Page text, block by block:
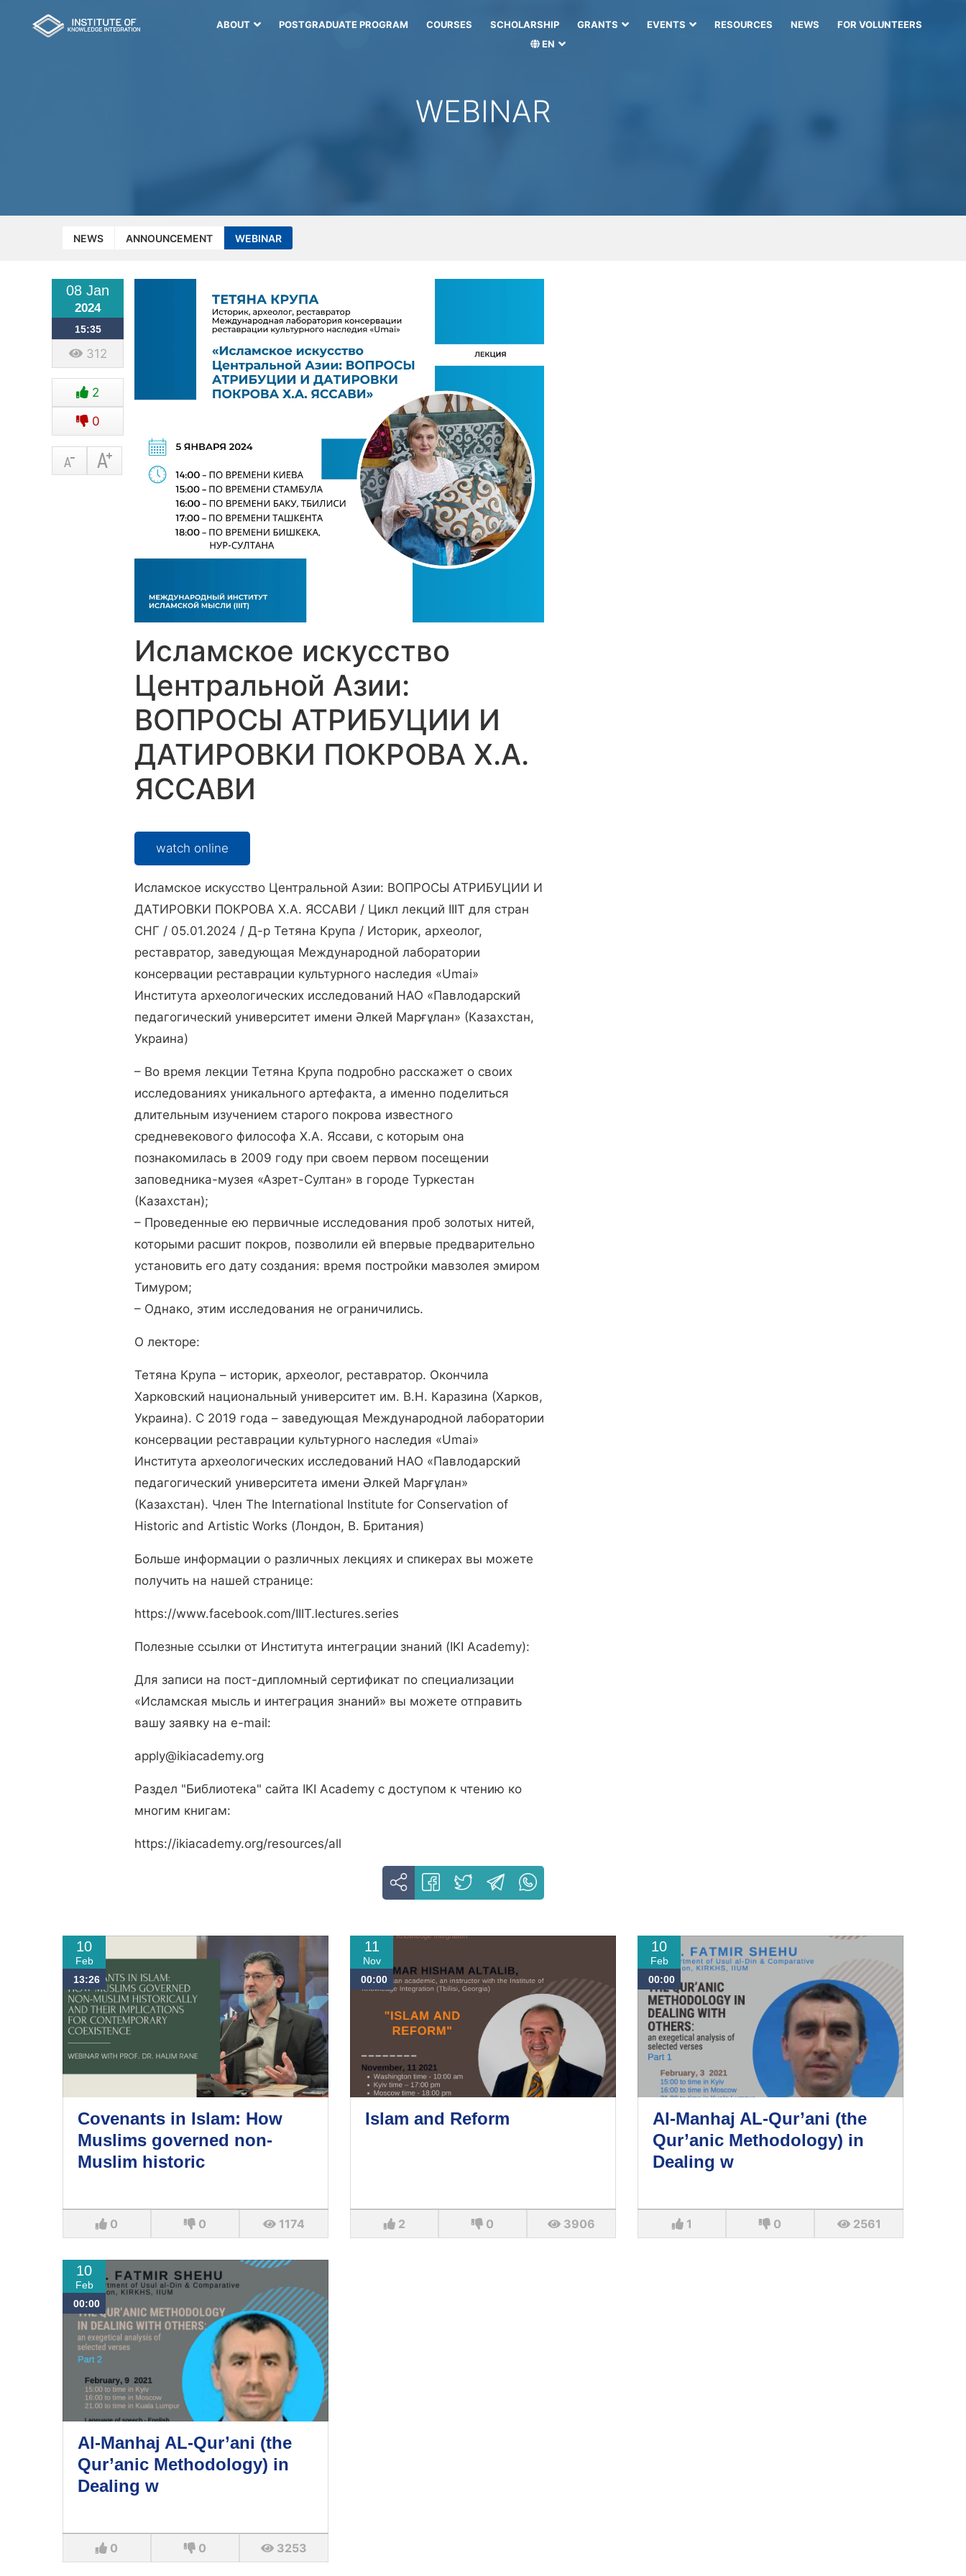
ABOUT POSTGRADUATE PROGRAM COURSES SCHOLARSHIP GRANTS EVENTS RESOURCES NEWS
FOR VOLUNTEERS
EN
WEBINAR
NEWS ANNOUNCEMENT WEBINAR
08 Jan
2024
15:35
312
2
0
Исламское искусство
Центральной Азии:
ВОПРОСЫ АТРИБУЦИИ И
ДАТИРОВКИ ПОКРОВА Х.А.
ЯССАВИ
watch online
Исламское искусство Центральной Азии: ВОПРОСЫ АТРИБУЦИИ И
ДАТИРОВКИ ПОКРОВА Х.А. ЯССАВИ / Цикл лекций IIIT для стран
СНГ / 05.01.2024 / Д-р Тетяна Крупа / Историк, археолог,
реставратор, заведующая Международной лаборатории
консервации реставрации культурного наследия «Umai»
Института археологических исследований НАО «Павлодарский
педагогический университет имени Әлкей Марғұлан» (Казахстан,
Украина)
– Во время лекции Тетяна Крупа подробно расскажет о своих
исследованиях уникального артефакта, а именно поделиться
длительным изучением старого покрова известного
средневекового философа Х.А. Яссави, с которым она
познакомилась в 2009 году при своем первом посещении
заповедника-музея «Азрет-Султан» в городе Туркестан
(Казахстан);
– Проведенные ею первичные исследования проб золотых нитей,
которыми расшит покров, позволили ей впервые предварительно
установить его дату создания: время постройки мавзолея эмиром
Тимуром;
– Однако, этим исследования не ограничились.
О лекторе:
Тетяна Крупа – историк, археолог, реставратор. Окончила
Харковский национальный университет им. В.Н. Каразина (Харков,
Украина). С 2019 года – заведующая Международной лаборатории
консервации реставрации культурного наследия «Umai»
Института археологических исследований НАО «Павлодарский
педагогический университета имени Әлкей Марғұлан»
(Казахстан). Член The International Institute for Conservation of
Historic and Artistic Works (Лондон, В. Британия)
Больше информации о различных лекциях и спикерах вы можете
получить на нашей странице:
https://www.facebook.com/IIIT.lectures.series
Полезные ссылки от Института интеграции знаний (IKI Academy):
Для записи на пост-дипломный сертификат по специализации
«Исламская мысль и интеграция знаний» вы можете отправить
вашу заявку на e-mail:
apply@ikiacademy.org
Раздел "Библиотека" сайта IKI Academy с доступом к чтению ко
многим книгам:
https://ikiacademy.org/resources/all
10
Feb
13:26
Covenants in Islam: How
Muslims governed non-
Muslim historic
0 0 1174
11
Nov
00:00
Islam and Reform
2 0 3906
10
Feb
00:00
Al-Manhaj AL-Qur’ani (the
Qur’anic Methodology) in
Dealing w
1 0 2561
10
Feb
00:00
Al-Manhaj AL-Qur’ani (the
Qur’anic Methodology) in
Dealing w
0 0 3253